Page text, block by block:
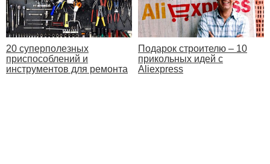
20 суперполезных
приспособлений и
инструментов для ремонта
Подарок строителю – 10
прикольных идей с
Aliexpress